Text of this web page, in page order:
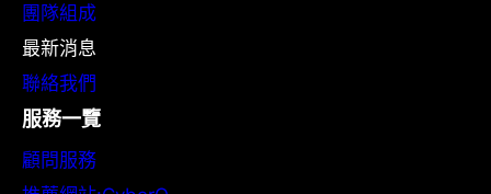
團隊組成
最新消息
聯絡我們
服務一覽
顧問服務